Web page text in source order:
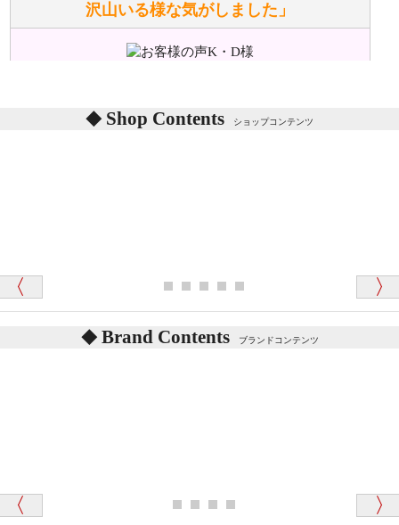
ぬいぐるみの耳に付いているボタンやタグに、何か意
味などがありますか？
詳しくはこちらをご覧ください。
体をねかせたりおこしたりすると「グーグー」と鳴く
記載しておりますので、ぜひ探してみてください。
ディベアがいます。
「スクエーカー内蔵」と記載しておりますので、ぜひ
沢山いる様な気がしました」
東京都 M・K 様 （女性）
「対応はどちらも丁寧でした。値段と他の融通
「商品説明が細やかで丁寧であったことです」
Shop Contents ショップコンテンツ
Brand Contents ブランドコンテンツ